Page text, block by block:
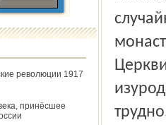
революции 1917
принёсшее